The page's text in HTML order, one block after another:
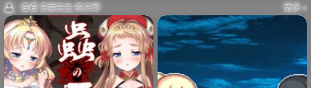
查看 空屋先生 的文章
更多 »